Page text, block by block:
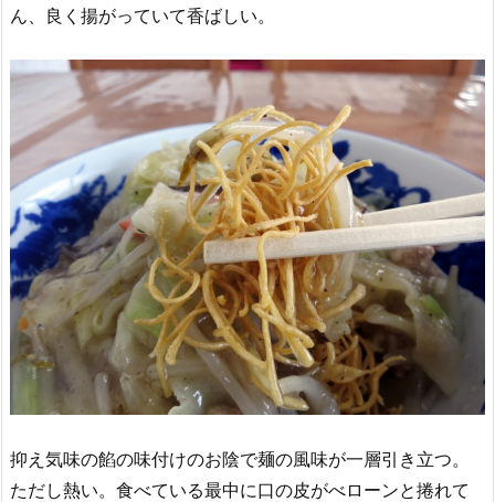
ん、良く揚がっていて香ばしい。
抑え気味の餡の味付けのお陰で麺の風味が一層引き立つ。
ただし熱い。食べている最中に口の皮がべローンと捲れて